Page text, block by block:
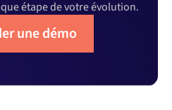
étape de votre évolution.
une démo